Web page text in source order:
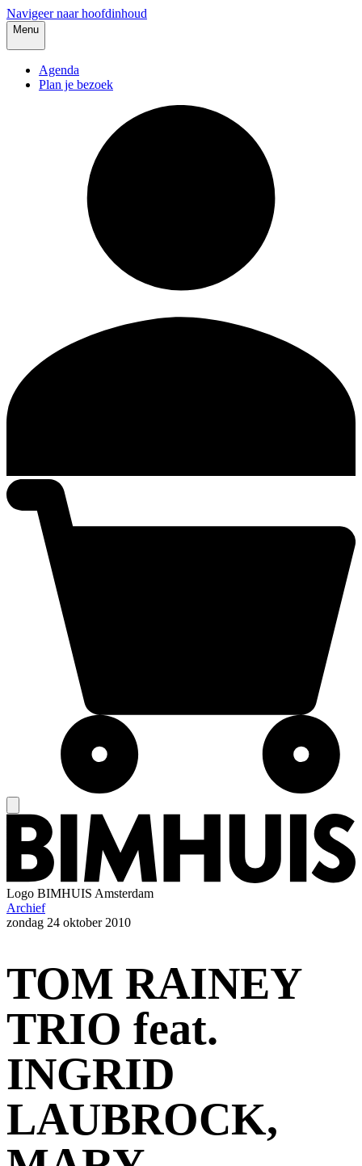
Navigeer naar hoofdinhoud
Menu
Agenda
Plan je bezoek
Logo BIMHUIS Amsterdam
Archief
zondag 24 oktober 2010
TOM RAINEY
TRIO feat.
INGRID
LAUBROCK,